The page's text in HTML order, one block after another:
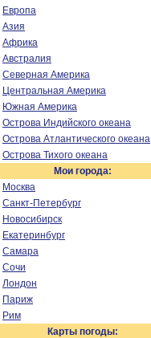
Европа
Азия
Африка
Австралия
Северная Америка
Центральная Америка
Южная Америка
Острова Индийского океана
Острова Атлантического океана
Острова Тихого океана
Мои города:
Москва
Санкт-Петербург
Новосибирск
Екатеринбург
Самара
Сочи
Лондон
Париж
Рим
Карты погоды: